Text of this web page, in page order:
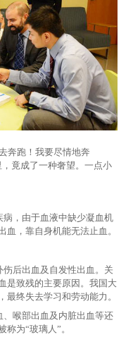
奔跑！我要尽情地奔
竟成了一种奢望。一点小
，由于血液中缺少凝血机
血，靠自身机能无法止血。
后出血及自发性出血。关
是致残的主要原因。我国大
最终失去学习和劳动能力。
喉部出血及内脏出血等还
为“玻璃人”。